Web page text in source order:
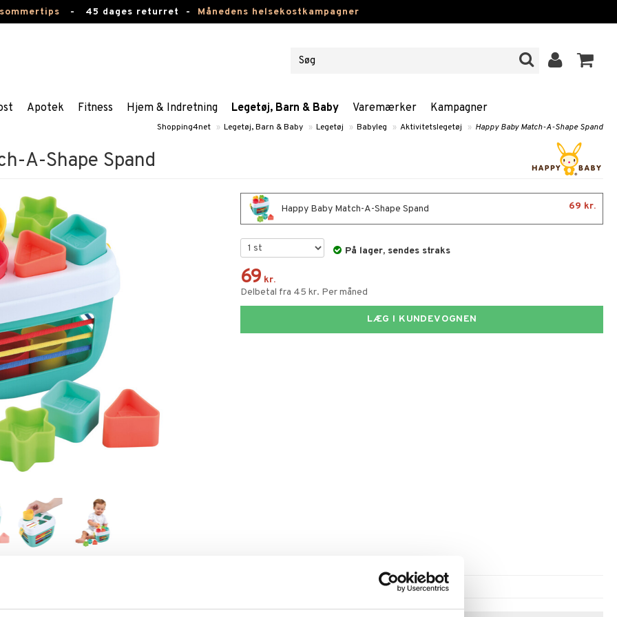
- 45 dages returret - Månedens helsekostkampagner
Apotek Fitness Hjem & Indretning Legetøj, Barn & Baby Varemærker Kampagner
Shopping4net » Legetøj, Barn & Baby » Legetøj » Babyleg » Aktivitetslegetøj » Happy Baby Match-A-Shape Spand
A-Shape Spand
Happy Baby Match-A-Shape Spand 69 kr.
På lager, sendes straks
69 kr.
Delbetal fra 45 kr. Per måned
LÆG I KUNDEVOGNEN